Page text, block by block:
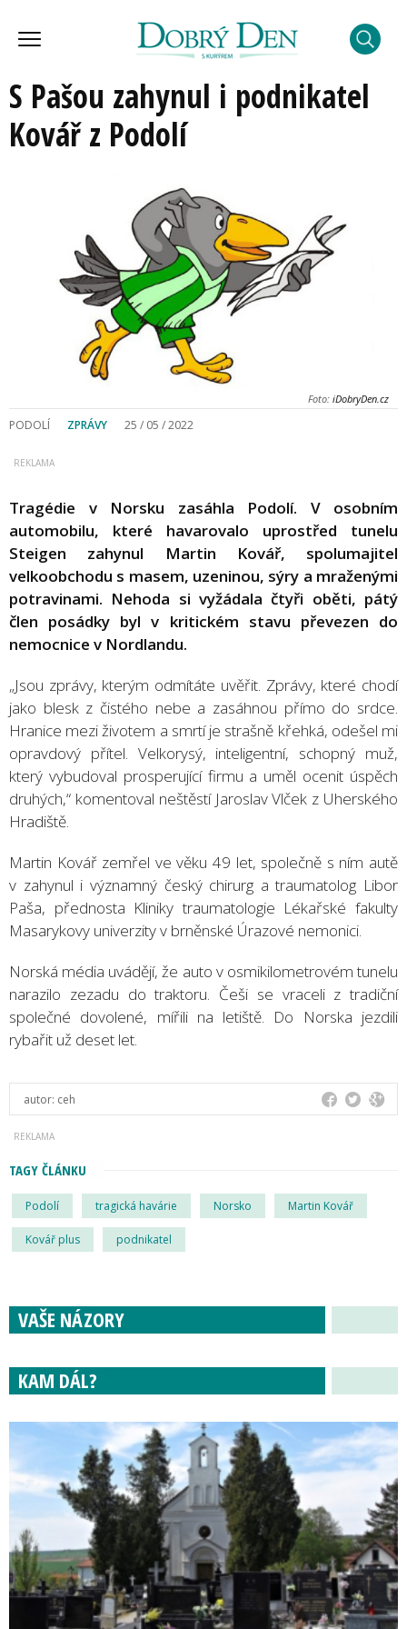
S Pašou zahynul i podnikatel
Kovář z Podolí
Foto: iDobryDen.cz
PODOLÍ ZPRÁVY 25 / 05 / 2022
Tragédie v Norsku zasáhla Podolí. V osobním
automobilu, které havarovalo uprostřed tunelu
Steigen zahynul Martin Kovář, spolumajitel
velkoobchodu s masem, uzeninou, sýry a mraženými
potravinami. Nehoda si vyžádala čtyři oběti, pátý
člen posádky byl v kritickém stavu převezen do
nemocnice v Nordlandu.
„Jsou zprávy, kterým odmítáte uvěřit. Zprávy, které chodí
jako blesk z čistého nebe a zasáhnou přímo do srdce.
Hranice mezi životem a smrtí je strašně křehká, odešel mi
opravdový přítel. Velkorysý, inteligentní, schopný muž,
který vybudoval prosperující firmu a uměl ocenit úspěch
druhých,“ komentoval neštěstí Jaroslav Vlček z Uherského
Hradiště.
Martin Kovář zemřel ve věku 49 let, společně s ním autě
v zahynul i významný český chirurg a traumatolog Libor
Paša, přednosta Kliniky traumatologie Lékařské fakulty
Masarykovy univerzity v brněnské Úrazové nemonici.
Norská média uvádějí, že auto v osmikilometrovém tunelu
narazilo zezadu do traktoru. Češi se vraceli z tradiční
společné dovolené, mířili na letiště. Do Norska jezdili
rybařit už deset let.
autor: ceh
TAGY ČLÁNKU
Podolí tragická havárie Norsko Martin Kovář
Kovář plus podnikatel
VAŠE NÁZORY
KAM DÁL?